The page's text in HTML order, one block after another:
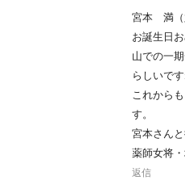
宮本 満（
お誕生日
山での一
らしいで
これから
す。
宮本さん
薬師女将
返信